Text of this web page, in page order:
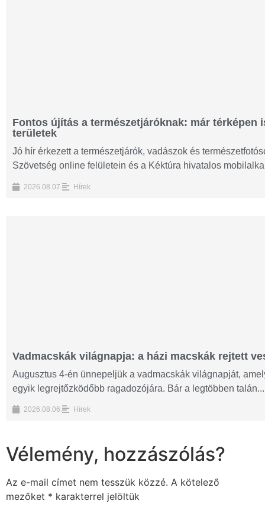
Fontos újítás a természetjáróknak: már térképen
területek
Jó hír érkezett a természetjárók, vadászok és
Szövetség online felületein és a Kéktúra hivatalos
2026.08.07. Hírek
Vadmacskák világnapja: a házi macskák rejtett
Augusztus 4-én ünnepeljük a vadmacskák világnapját,
egyik legrejtőzködőbb ragadozójára. Bár a legtöbben talán...
2026.08.06. Hírek
Vélemény, hozzászólás?
Az e-mail címet nem tesszük közzé. A kötelező
mezőket * karakterrel jelöltük